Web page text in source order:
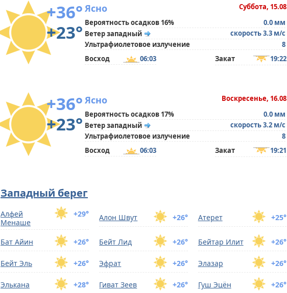
+36°
+23°
Суббота, 15.08
Ясно
Вероятность осадков 16%
0.0 мм
Ветер западный
скорость 3.3 м/с
Ультрафиолетовое излучение
8
Восход
06:03 Закат 19:22
+36°
+23°
Воскресенье, 16.08
Ясно
Вероятность осадков 17%
0.0 мм
Ветер западный
скорость 3.2 м/с
Ультрафиолетовое излучение
8
Восход
06:03 Закат 19:21
Западный берег
+29°
Алфей
Менаше
+26°
Алон Швут +25°
Атерет
+26°
Бат Айин +26°
Бейт Лид +26°
Бейтар Илит
+26°
Бейт Эль +26°
Эфрат +26°
Элазар
+28°
Элькана +26°
Гиват Зеев +26°
Гуш Эцён